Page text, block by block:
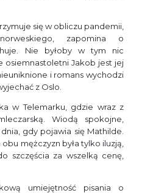
się w obliczu pandemii,
zapomina o
Nie byłoby w tym nic
osiemnastoletni Jakob jest jej
i romans wychodzi
z Oslo.
w Telemarku, gdzie wraz z
Wiodą spokojne,
gdy pojawia się Mathilde.
mężczyzn była tylko iluzją,
szczęścia za wszelką cenę,
umiejętność pisania o